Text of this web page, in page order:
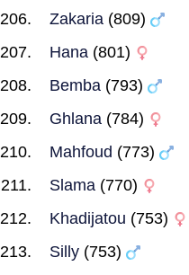
Zakaria (809)
Hana (801)
Bemba (793)
Ghlana (784)
Mahfoud (773)
Slama (770)
Khadijatou (753)
Silly (753)